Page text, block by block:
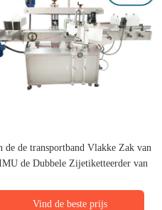
de de transportband Vlakke Zak van
de Dubbele Zijetiketteerder van
Vind de beste prijs